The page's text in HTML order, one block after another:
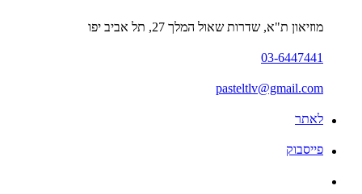
מוזיאון ת"א, שדרות שאול המלך 27, תל אביב יפו
03-6447441
pasteltlv@gmail.com
לאתר
פייסבוק